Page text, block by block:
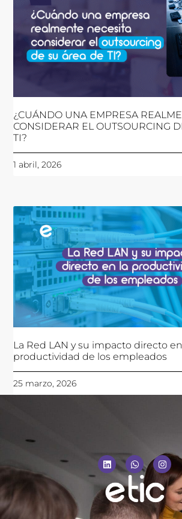
¿CUÁNDO UNA EMPRESA
CONSIDERAR EL OUTSOURCING
TI?
1 abril, 2026
La Red LAN y su impacto directo
productividad de los empleados
25 marzo, 2026